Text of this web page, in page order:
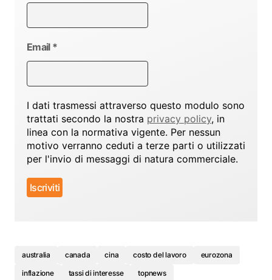
Email *
I dati trasmessi attraverso questo modulo sono
trattati secondo la nostra privacy policy, in
linea con la normativa vigente. Per nessun
motivo verranno ceduti a terze parti o utilizzati
per l'invio di messaggi di natura commerciale.
australia canada cina costo del lavoro
eurozona
inflazione
tassi di interesse topnews